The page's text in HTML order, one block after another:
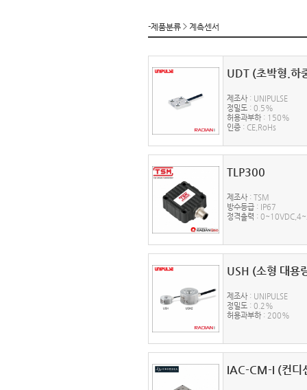
-제품분류 계측센서
UDT (초박형.하
제조사 : UNIPULSE
정밀도 : 0.5%
허용과부하 : 150%
인증 : CE,RoHs
TLP300
제조사 : TSM
방수등급 : IP67
정격출력 :
USH (소형 대용
제조사 : UNIPULSE
정밀도 : 0.2%
허용과부하 : 200%
IAC-CM-I (컨디